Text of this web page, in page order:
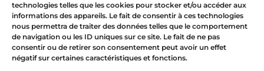
technologies telles que les cookies pour stocker et/ou accéder aux
informations des appareils. Le fait de consentir à ces technologies
nous permettra de traiter des données telles que le comportement
de navigation ou les ID uniques sur ce site. Le fait de ne pas
consentir ou de retirer son consentement peut avoir un effet
négatif sur certaines caractéristiques et fonctions.